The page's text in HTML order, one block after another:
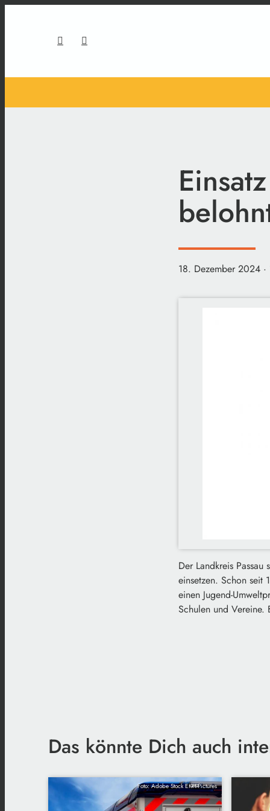
18. Dezember 2024
Der Landkreis
einsetzen. Schon seit
einen Jugend-
Schulen und Vereine.
Das könnte Dich auch
Foto: Adobe Stock EKH-Pictures